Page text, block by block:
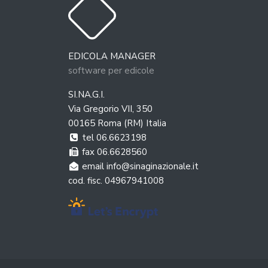
EDICOLA MANAGER
software per edicole
SI.NA.G.I.
Via Gregorio VII, 350
00165 Roma (RM) Italia
tel 06.6623198
fax 06.6628560
email info@sinaginazionale.it
cod. fisc. 04967941008
AGOSTO 2026
MER GIO VEN SAB
6
12 13 14
19 20 21
26 27 28